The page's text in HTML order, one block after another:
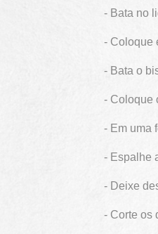
- Bata no
- Coloque
- Bata o
- Coloque
- Em uma
- Espalhe
- Deixe
- Corte os